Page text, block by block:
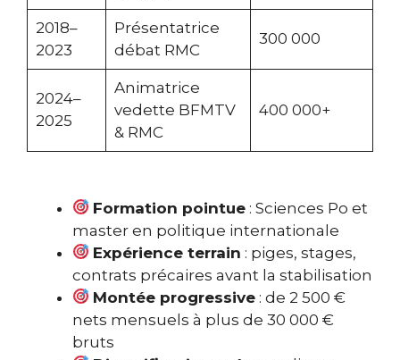
2018–
2023
Présentatrice
débat RMC
300 000
2024–
2025
Animatrice
vedette BFMTV
& RMC
400 000+
Formation pointue : Sciences Po et
master en politique internationale
Expérience terrain : piges, stages,
contrats précaires avant la stabilisation
Montée progressive : de 2 500 €
nets mensuels à plus de 30 000 €
bruts